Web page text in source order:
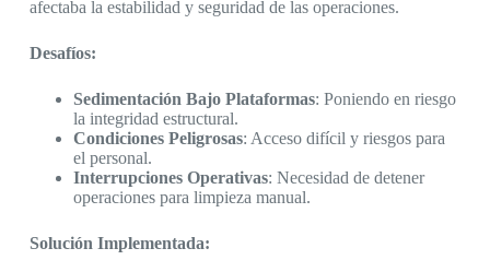
afectaba la estabilidad y seguridad de las operaciones.
Desafíos:
Sedimentación Bajo Plataformas: Poniendo en riesgo
la integridad estructural.
Condiciones Peligrosas: Acceso difícil y riesgos para
el personal.
Interrupciones Operativas: Necesidad de detener
operaciones para limpieza manual.
Solución Implementada: